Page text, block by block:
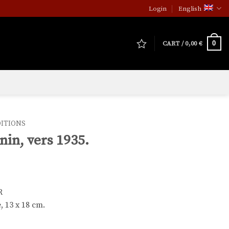
Login English
CART /0,00€ 0
vers 1935.
13 x 18 cm.